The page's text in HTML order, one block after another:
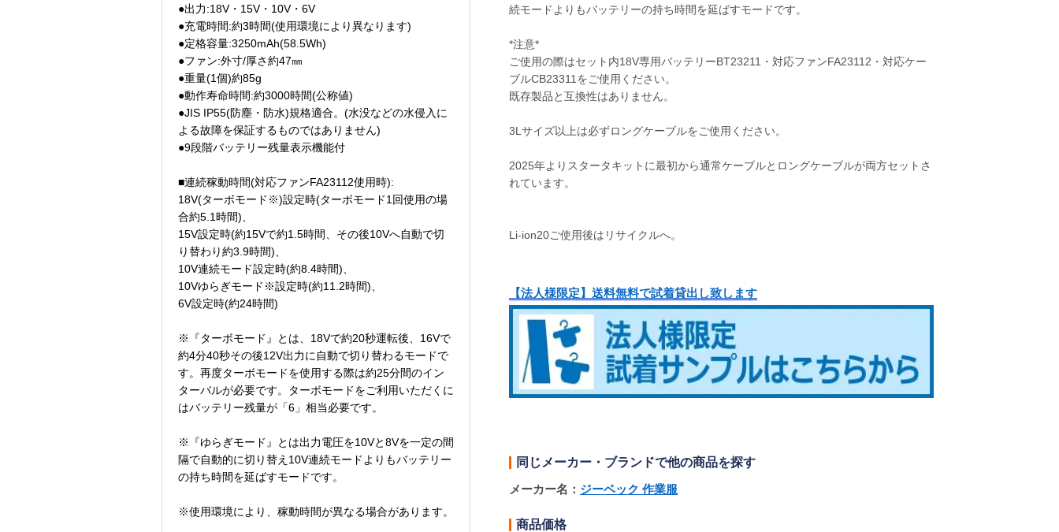
●出力:18V・15V・10V・6V
●充電時間:約3時間(使用環境により異なります)
●定格容量:3250mAh(58.5Wh)
●ファン:外寸/厚さ約47㎜
●重量(1個)約85g
●動作寿命時間:約3000時間(公称値)
●JIS IP55(防塵・防水)規格適合。(水没などの水侵入に
よる故障を保証するものではありません)
●9段階バッテリー残量表示機能付
■連続稼動時間(対応ファンFA23112使用時):
18V(ターボモード※)設定時(ターボモード1回使用の場
合約5.1時間)、
15V設定時(約15Vで約1.5時間、その後10Vへ自動で切
り替わり約3.9時間)、
10V連続モード設定時(約8.4時間)、
10Vゆらぎモード※設定時(約11.2時間)、
6V設定時(約24時間)
※『ターボモード』とは、18Vで約20秒運転後、16Vで
約4分40秒その後12V出力に自動で切り替わるモードで
す。再度ターボモードを使用する際は約25分間のイン
ターバルが必要です。ターボモードをご利用いただくに
はバッテリー残量が「6」相当必要です。
※『ゆらぎモード』とは出力電圧を10Vと8Vを一定の間
隔で自動的に切り替え10V連続モードよりもバッテリー
の持ち時間を延ばすモードです。
※使用環境により、稼動時間が異なる場合があります。
続モードよりもバッテリーの持ち時間を延ばすモードです。
*注意*
ご使用の際はセット内18V専用バッテリーBT23211・対応ファンFA23112・対応ケー
ブルCB23311をご使用ください。
既存製品と互換性はありません。
3Lサイズ以上は必ずロングケーブルをご使用ください。
2025年よりスタータキットに最初から通常ケーブルとロングケーブルが両方セットさ
れています。
Li‐ion20ご使用後はリサイクルへ。
【法人様限定】送料無料で試着貸出し致します
同じメーカー・ブランドで他の商品を探す
メーカー名： ジーベック 作業服
商品価格